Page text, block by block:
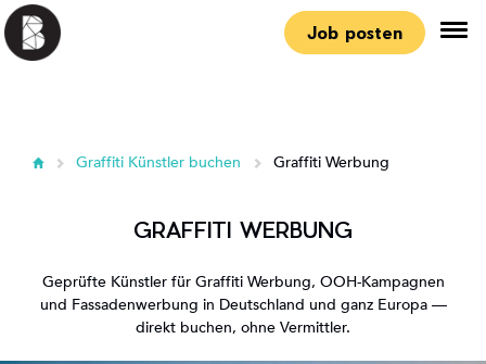
Job posten
Graffiti Künstler buchen Graffiti Werbung
GRAFFITI WERBUNG
Geprüfte Künstler für Graffiti Werbung, OOH-Kampagnen
und Fassadenwerbung in Deutschland und ganz Europa —
direkt buchen, ohne Vermittler.